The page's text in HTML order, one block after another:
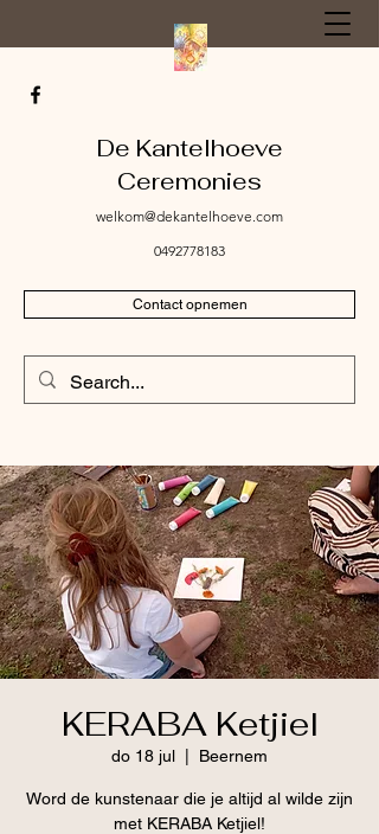
De Kantelhoeve
Ceremonies
welkom@dekantelhoeve.com
0492778183
Contact opnemen
KERABA Ketjiel
do 18 jul Beernem
Word de kunstenaar die je altijd al wilde zijn
met KERABA Ketjiel!